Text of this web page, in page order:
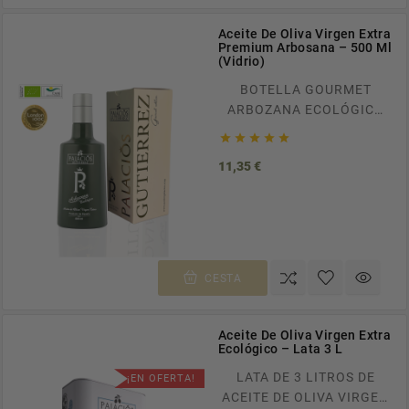
Aceite De Oliva Virgen Extra
Premium Arbosana – 500 Ml
(Vidrio)
BOTELLA GOURMET
ARBOZANA ECOLÓGICO
ENVÍOS GRATUITOS A
    
11,35 €Precio
CESTA
¡EN OFERTA!
Aceite De Oliva Virgen Extra
Ecológico – Lata 3 L
LATA DE 3 LITROS DE
ACEITE DE OLIVA VIRGEN